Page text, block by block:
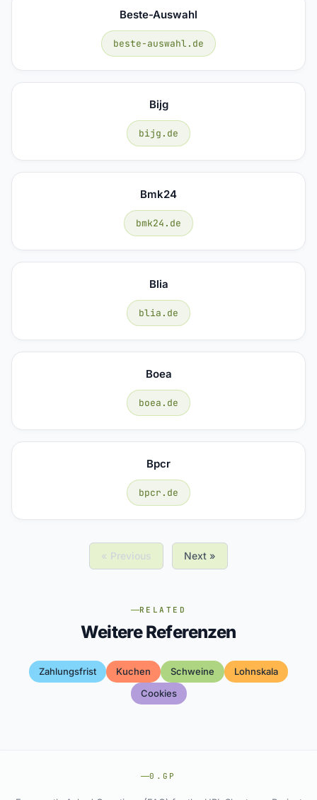
Beste-Auswahl
beste-auswahl.de
Bijg
bijg.de
Bmk24
bmk24.de
Blia
blia.de
Boea
boea.de
Bpcr
bpcr.de
« Previous Next »
RELATED
Weitere Referenzen
Zahlungsfrist Kuchen Schweine
Lohnskala
Cookies
0.GP